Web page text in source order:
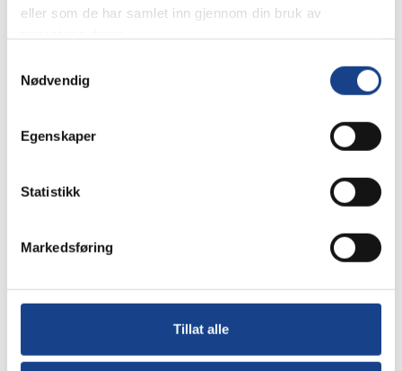
eller som de har samlet inn gjennom din bruk av
Nødvendig
Egenskaper
Statistikk
Markedsføring
Tillat alle
CO₂-avgift på fiskefartøy i
Publisert 19. juli, 2025